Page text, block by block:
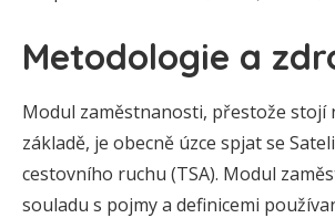
Metodologie a
Modul zaměstnanosti, přestože stojí
základě, je obecně úzce spjat se
cestovního ruchu (TSA). Modul
souladu s pojmy a definicemi